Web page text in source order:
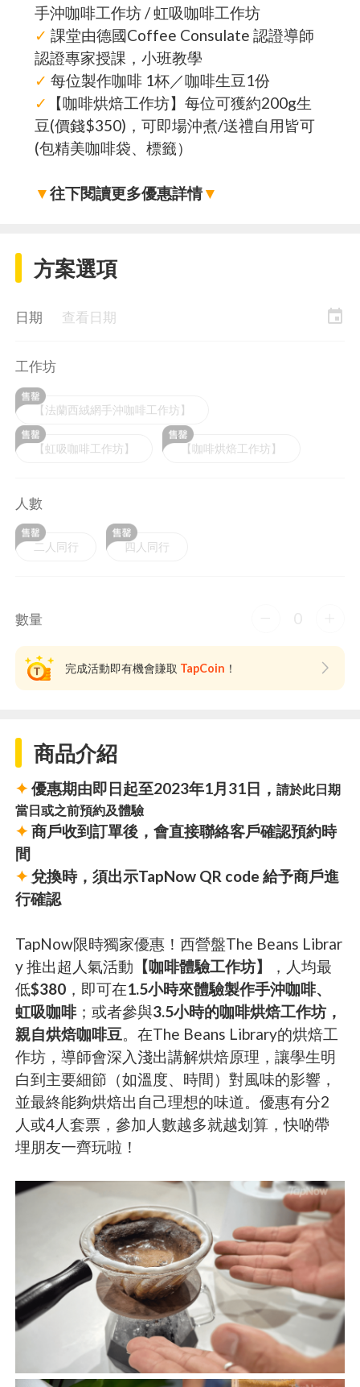
手沖咖啡工作坊 / 虹吸咖啡工作坊
✓ 課堂由德國Coffee Consulate 認證導師
認證專家授課，小班教學
✓ 每位製作咖啡 1杯／咖啡生豆1份
✓
【咖啡烘焙工作坊】每位可獲約200g生
豆(價錢$350)，可即場沖煮/送禮自用皆可
(包精美咖啡袋、標籤）
▼往下閱讀更多優惠詳情▼
方案選項
日期 查看日期 event
工作坊
【法蘭西絨網手沖咖啡工作坊】
【虹吸咖啡工作坊】 【咖啡烘焙工作坊】
人數
二人同行 四人同行
數量 0
完成活動即有機會賺取 TapCoin ！
商品介紹
✦ 優惠期由即日起至2023年1月31日，請於此日期
當日或之前預約及體驗
✦ 商戶收到訂單後，會直接聯絡客戶確認預約時
間
✦ 兌換時，須出示TapNow QR code 給予商戶進
行確認
TapNow限時獨家優惠！西營盤The Beans Librar
y 推出超人氣活動 【咖啡體驗工作坊】
，人均最
低$380 ，即可在1.5小時來體驗製作手沖咖啡、
虹吸咖啡；或者參與3.5小時的咖啡烘焙工作坊，
親自烘焙咖啡豆。在The Beans Library的烘焙工
作坊，導師會深入淺出講解烘焙原理，讓學生明
白到主要細節（如溫度、時間）對風味的影響，
並最終能夠烘焙出自己理想的味道。優惠有分2
人或4人套票，參加人數越多就越划算，快啲帶
埋朋友一齊玩啦！